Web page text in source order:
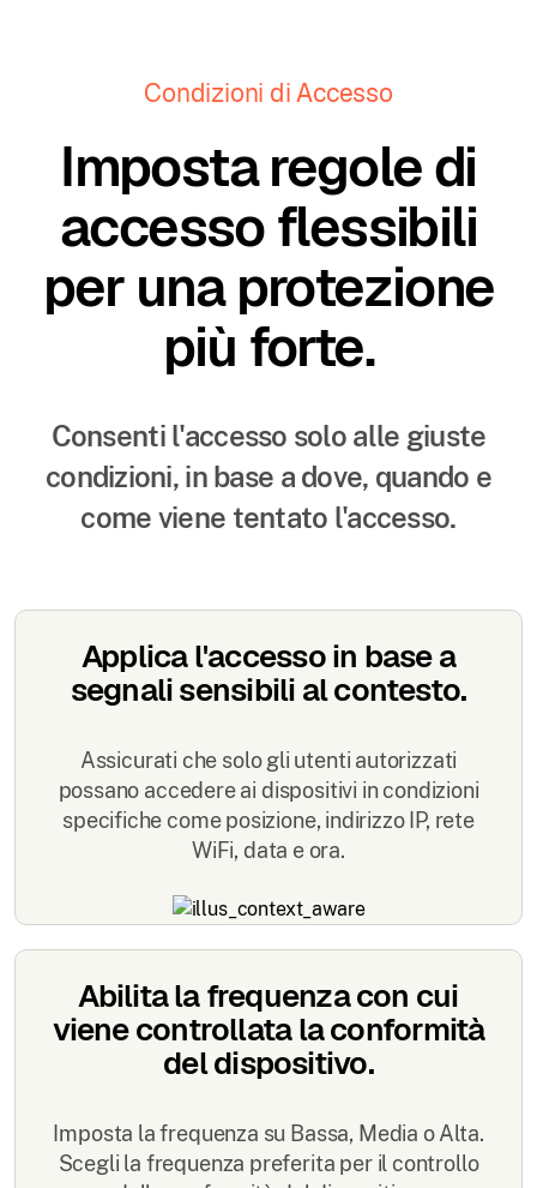
Condizioni di Accesso
Imposta regole di
accesso flessibili
per una protezione
più forte.
Consenti l'accesso solo alle giuste
condizioni, in base a dove, quando e
come viene tentato l'accesso.
Applica l'accesso in base a
segnali sensibili al contesto.
Assicurati che solo gli utenti autorizzati
possano accedere ai dispositivi in condizioni
specifiche come posizione, indirizzo IP, rete
WiFi, data e ora.
Abilita la frequenza con cui
viene controllata la conformità
del dispositivo.
Imposta la frequenza su Bassa, Media o Alta.
Scegli la frequenza preferita per il controllo